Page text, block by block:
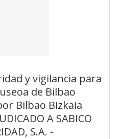
y vigilancia para
de Bilbao
Bilbao Bizkaia
A SABICO
S.A. -